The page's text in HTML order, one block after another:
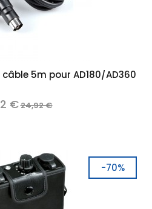
5m pour AD180/AD360
€24,92 €
-70%